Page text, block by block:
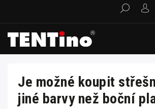
Je možné koupit
jiné barvy než boční